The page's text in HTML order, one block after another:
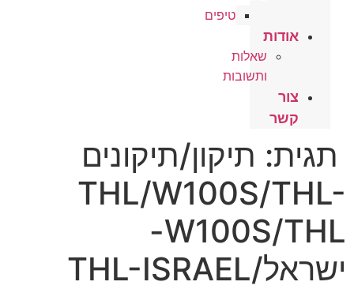
טיפים
אודות
שאלות
ותשובות
צור
קשר
תגית: תיקון/תיקונים
THL/W100S/THL-
W100S/THL-
ישראל/THL-ISRAEL